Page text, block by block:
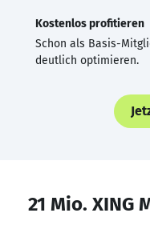
Kostenlos profitieren
Schon als Basis-
deutlich optimieren.
21 Mio. XING